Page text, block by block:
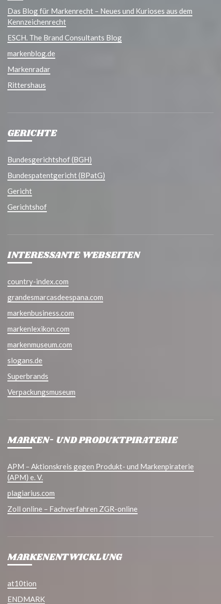
Das Blog für Markenrecht – Neues und Kurioses aus dem
Kennzeichenrecht
ESCH. The Brand Consultants Blog
markenblog.de
Markenradar
Rittershaus
GERICHTE
Bundesgerichtshof (BGH)
Bundespatentgericht (BPatG)
Gericht
Gerichtshof
INTERESSANTE WEBSEITEN
country-index.com
grandesmarcasdeespana.com
markenbusiness.com
markenlexikon.com
markenmuseum.com
slogans.de
Superbrands
Verpackungsmuseum
MARKEN- UND PRODUKTPIRATERIE
APM – Aktionskreis gegen Produkt- und Markenpiraterie
(APM) e. V.
plagiarius.com
Zoll online – Fachverfahren ZGR-online
MARKENENTWICKLUNG
at10tion
ENDMARK